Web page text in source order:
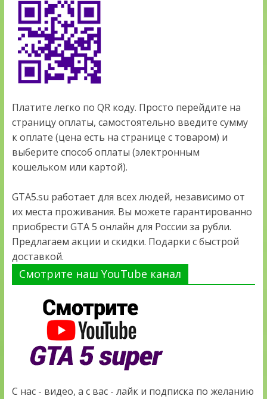
Платите легко по QR коду. Просто перейдите на
страницу оплаты, самостоятельно введите сумму
к оплате (цена есть на странице с товаром) и
выберите способ оплаты (электронным
кошельком или картой).
GTA5.su работает для всех людей, независимо от
их места проживания. Вы можете гарантированно
приобрести GTA 5 онлайн для России за рубли.
Предлагаем акции и скидки. Подарки с быстрой
доставкой.
Смотрите наш YouTube канал
С нас - видео, а с вас - лайк и подписка по желанию